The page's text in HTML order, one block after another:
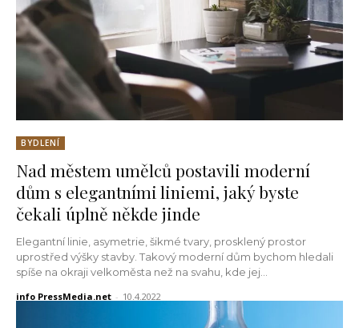
BYDLENÍ
Nad městem umělců postavili moderní
dům s elegantními liniemi, jaký byste
čekali úplně někde jinde
Elegantní linie, asymetrie, šikmé tvary, prosklený prostor
uprostřed výšky stavby. Takový moderní dům bychom hledali
spíše na okraji velkoměsta než na svahu, kde jej...
info PressMedia.net - 10.4.2022